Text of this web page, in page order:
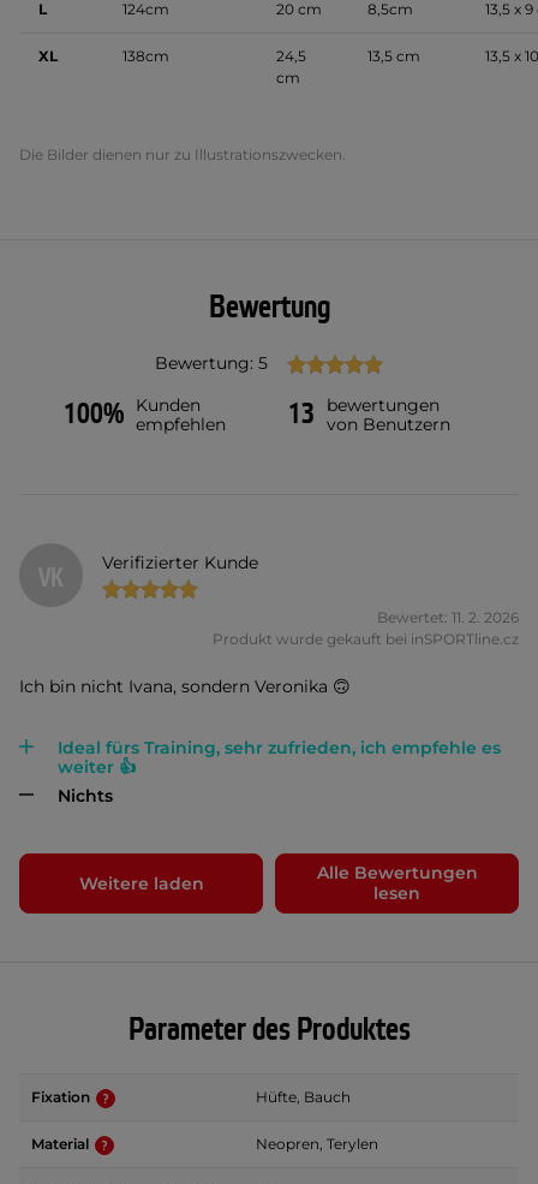
L 124cm 20 cm 8,5cm 13,5 x
XL 138cm
24,5
cm
13,5 cm 13,5 x
Die Bilder dienen nur zu Illustrationszwecken.
Bewertung
Bewertung: 5
100%
Kunden
empfehlen
13
bewertungen
von Benutzern
VK Verifizierter Kunde
Bewertet: 11. 2. 2026
Produkt wurde gekauft bei inSPORTline.cz
Ich bin nicht Ivana, sondern Veronika 🙃
Ideal fürs Training, sehr zufrieden, ich empfehle es
weiter 👍
Nichts
Weitere laden
Alle Bewertungen
lesen
Parameter des Produktes
Fixation Hüfte, Bauch
Material Neopren, Terylen